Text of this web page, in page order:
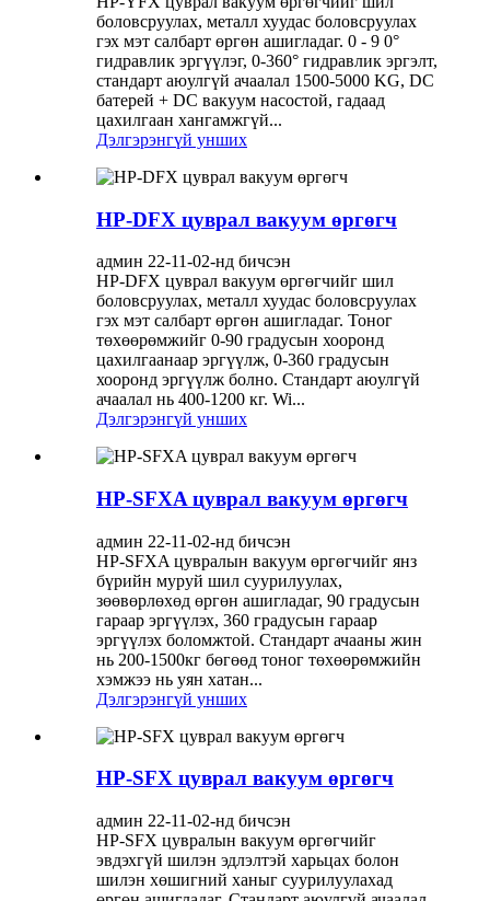
боловсруулах, металл хуудас боловсруулах
гэх мэт салбарт өргөн ашигладаг. 0 - 9 0°
гидравлик эргүүлэг, 0-360° гидравлик эргэлт,
стандарт аюулгүй ачаалал 1500-5000 KG, DC
батерей + DC вакуум насостой, гадаад
цахилгаан хангамжгүй...
Дэлгэрэнгүй унших
HP-DFX цуврал вакуум өргөгч
админ 22-11-02-нд бичсэн
HP-DFX цуврал вакуум өргөгчийг шил
боловсруулах, металл хуудас боловсруулах
гэх мэт салбарт өргөн ашигладаг. Тоног
төхөөрөмжийг 0-90 градусын хооронд
цахилгаанаар эргүүлж, 0-360 градусын
хооронд эргүүлж болно. Стандарт аюулгүй
ачаалал нь 400-1200 кг. Wi...
Дэлгэрэнгүй унших
HP-SFXA цуврал вакуум өргөгч
админ 22-11-02-нд бичсэн
HP-SFXA цувралын вакуум өргөгчийг янз
бүрийн муруй шил суурилуулах,
зөөвөрлөхөд өргөн ашигладаг, 90 градусын
гараар эргүүлэх, 360 градусын гараар
эргүүлэх боломжтой. Стандарт ачааны жин
нь 200-1500кг бөгөөд тоног төхөөрөмжийн
хэмжээ нь уян хатан...
Дэлгэрэнгүй унших
HP-SFX цуврал вакуум өргөгч
админ 22-11-02-нд бичсэн
HP-SFX цувралын вакуум өргөгчийг
эвдэхгүй шилэн эдлэлтэй харьцах болон
шилэн хөшигний ханыг суурилуулахад